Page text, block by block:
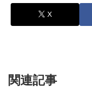
X
関連記事